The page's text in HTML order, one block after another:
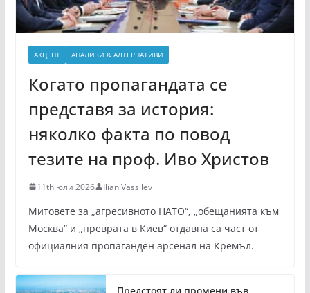
АКЦЕНТ АНАЛИЗИ & АЛТЕРНАТИВИ
Когато пропагандата се
представя за история:
няколко факта по повод
тезите на проф. Иво Христов
11th юли 2026 Ilian Vassilev
Митовете за „агресивното НАТО“, „обещанията към
Москва“ и „преврата в Киев“ отдавна са част от
официалния пропаганден арсенал на Кремъл.